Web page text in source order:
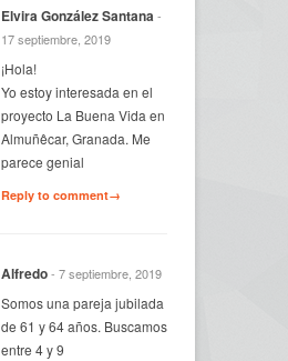
Elvira González Santana-
17 septiembre, 2019
¡Hola!
Yo estoy interesada en el
proyecto La Buena Vida en
Almuñêcar, Granada. Me
parece genial
Reply to comment→
Alfredo- 7 septiembre, 2019
Somos una pareja jubilada
de 61 y 64 años. Buscamos
entre 4 y 9